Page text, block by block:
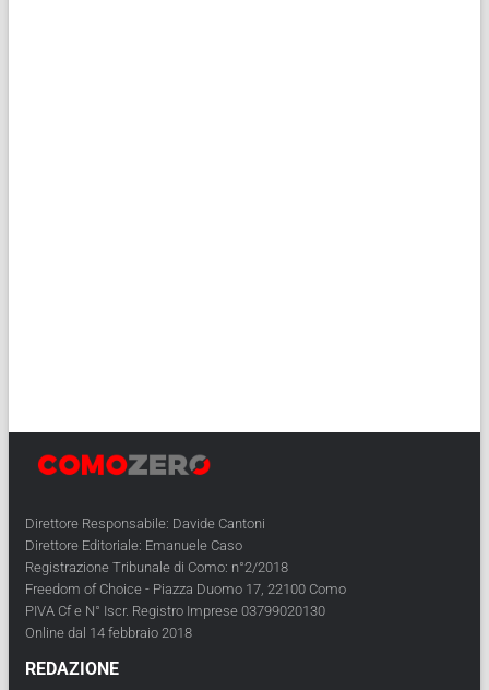
Direttore Responsabile: Davide Cantoni
Direttore Editoriale: Emanuele Caso
Registrazione Tribunale di Como: n°2/2018
Freedom of Choice - Piazza Duomo 17, 22100 Como
PIVA Cf e N° Iscr. Registro Imprese 03799020130
Online dal 14 febbraio 2018
REDAZIONE